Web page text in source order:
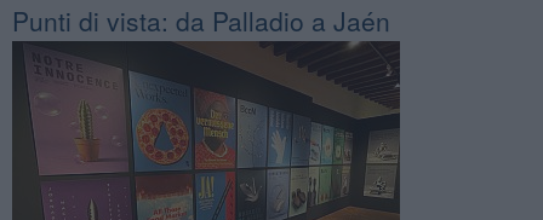
Punti di vista: da Palladio a Jaén